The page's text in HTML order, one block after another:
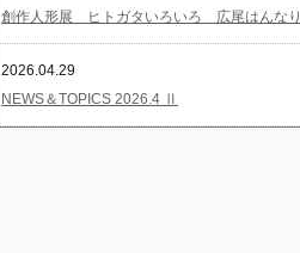
創作人形展 ヒトガタいろいろ 広尾はんなり
2026.04.29
NEWS＆TOPICS 2026.4 Ⅱ